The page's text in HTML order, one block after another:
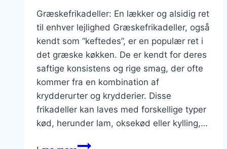
Græskefrikadeller: En lækker og alsidig ret
til enhver lejlighed Græskefrikadeller, også
kendt som “keftedes”, er en populær ret i
det græske køkken. De er kendt for deres
saftige konsistens og rige smag, der ofte
kommer fra en kombination af
krydderurter og krydderier. Disse
frikadeller kan laves med forskellige typer
kød, herunder lam, oksekød eller kylling,…
Græskefrikadeller